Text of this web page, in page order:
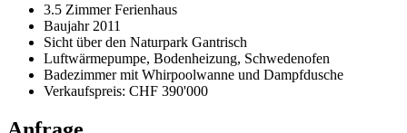
3.5 Zimmer Ferienhaus
Baujahr 2011
Sicht über den Naturpark Gantrisch
Luftwärmepumpe, Bodenheizung, Schwedenofen
Badezimmer mit Whirpoolwanne und Dampfdusche
Verkaufspreis: CHF 390'000